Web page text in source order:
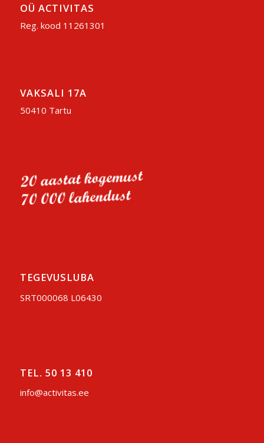
OÜ ACTIVITAS
Reg. kood 11261301
VAKSALI 17A
50410 Tartu
TEGEVUSLUBA
SRT000068 L06430
TEL. 50 13 410
info@activitas.ee